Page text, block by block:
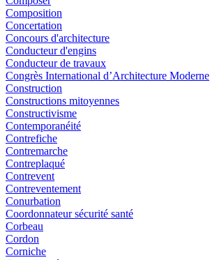
Composition
Concertation
Concours d'architecture
Conducteur d'engins
Conducteur de travaux
Congrès International d’Architecture Moderne
Construction
Constructions mitoyennes
Constructivisme
Contemporanéité
Contrefiche
Contremarche
Contreplaqué
Contrevent
Contreventement
Conurbation
Coordonnateur sécurité santé
Corbeau
Cordon
Corniche